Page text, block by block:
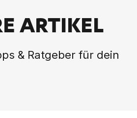
ARTIKEL
& Ratgeber für dein